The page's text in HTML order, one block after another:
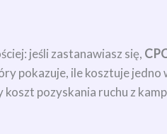
jeśli zastanawiasz się,
pokazuje, ile kosztuje
koszt pozyskania ruchu z